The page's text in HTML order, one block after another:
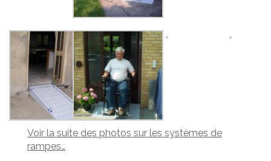
Voir la suite des photos sur les systèmes de
rampes…